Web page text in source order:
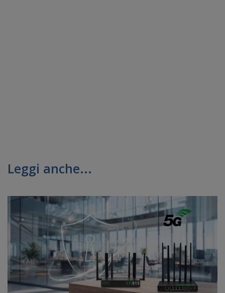
Leggi anche...